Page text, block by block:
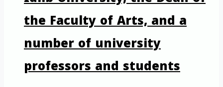
the Faculty of Arts, and a
number of university
professors and students